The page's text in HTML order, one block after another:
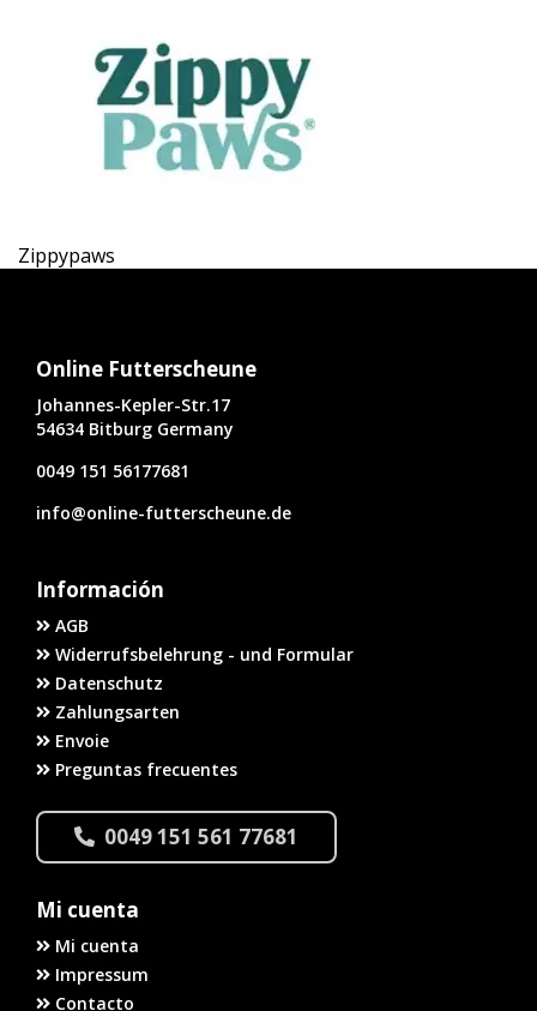
Zippypaws
Online Futterscheune
Johannes-Kepler-Str.17
54634 Bitburg Germany
0049 151 56177681
info@online-futterscheune.de
Información
AGB
Widerrufsbelehrung - und Formular
Datenschutz
Zahlungsarten
Envoie
Preguntas frecuentes
0049 151 561 77681
Mi cuenta
Mi cuenta
Impressum
Contacto